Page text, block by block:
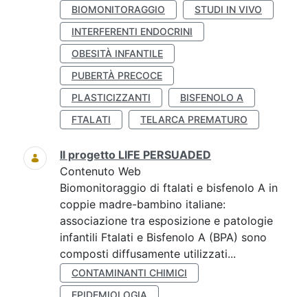
BIOMONITORAGGIO
STUDI IN VIVO
INTERFERENTI ENDOCRINI
OBESITÀ INFANTILE
PUBERTÀ PRECOCE
PLASTICIZZANTI
BISFENOLO A
FTALATI
TELARCA PREMATURO
Il progetto LIFE PERSUADED
Contenuto Web
Biomonitoraggio di ftalati e bisfenolo A in
coppie madre-bambino italiane:
associazione tra esposizione e patologie
infantili Ftalati e Bisfenolo A (BPA) sono
composti diffusamente utilizzati...
CONTAMINANTI CHIMICI
EPIDEMIOLOGIA